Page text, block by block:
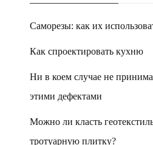
Саморезы: как их
Как спроектировать кухню
Ни в коем случае не
этими дефектами
Можно ли класть
тротуарную плитку?